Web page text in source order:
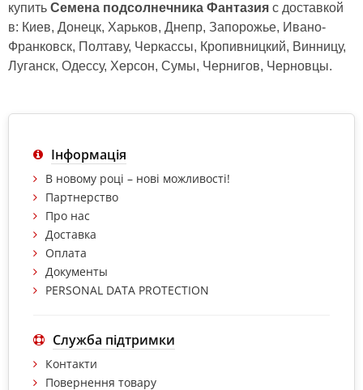
купить Семена подсолнечника Фантазия с доставкой
в: Киев, Донецк, Харьков, Днепр, Запорожье, Ивано-
Франковск, Полтаву, Черкассы, Кропивницкий, Винницу,
Луганск, Одессу, Херсон, Сумы, Чернигов, Черновцы.
Інформація
В новому році – нові можливості!
Партнерство
Про нас
Доставка
Оплата
Документы
PERSONAL DATA PROTECTION
Служба підтримки
Контакти
Повернення товару